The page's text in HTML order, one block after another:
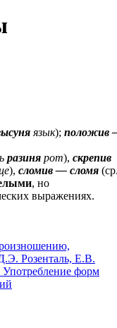
язык); положив
разиня рот), скрепив
), сломив— сломя
, но
выражениях.
Розенталь, Е.В.
форм